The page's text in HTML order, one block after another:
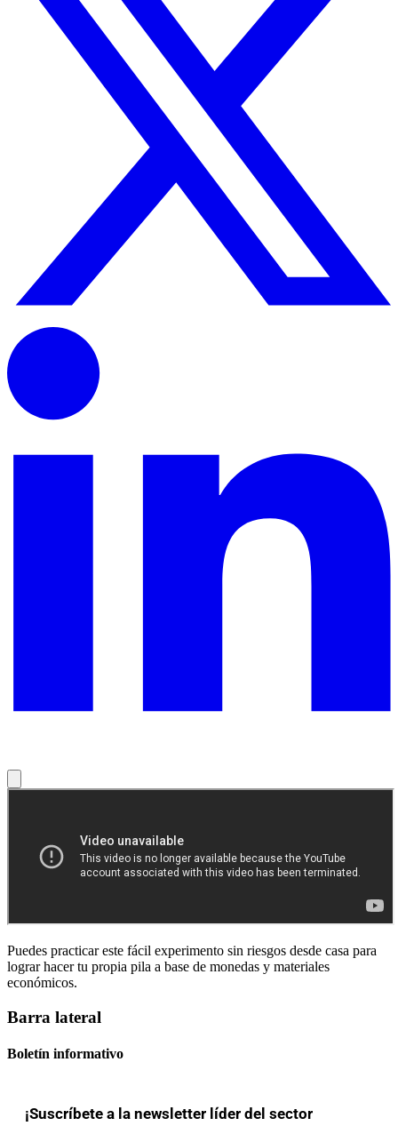
Puedes practicar este fácil experimento sin riesgos desde casa para
lograr hacer tu propia pila a base de monedas y materiales
económicos.
Barra lateral
Boletín informativo
¡Suscríbete a la newsletter líder del sector